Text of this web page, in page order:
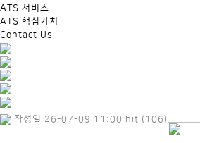
ATS 서비스
ATS 핵심가치
Contact Us
작성일 26-07-09 11:00 hit (106)